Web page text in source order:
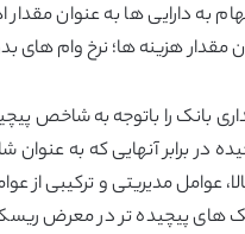
به دارایی ها به عنوان
بانک را باتوجه به
در برابر آنهایی که به
عوامل مدیریتی و
پیچیده تر در معرض ریسک